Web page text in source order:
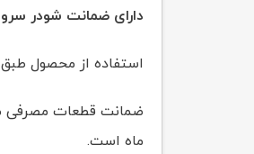
دارای ضمانت شودر
استفاده از محصول طبق
ضمانت قطعات مصرفی
ماه است.